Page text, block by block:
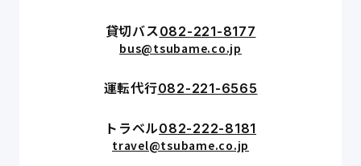
貸切バス082-221-8177
bus@tsubame.co.jp
運転代行082-221-6565
トラベル082-222-8181
travel@tsubame.co.jp